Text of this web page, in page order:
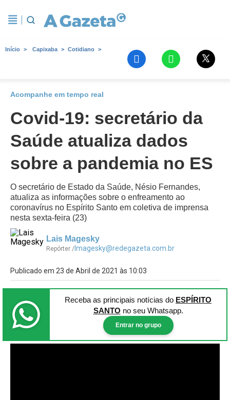
Início Capixaba Cotidiano
Acompanhe em tempo real
Covid-19: secretário da
Saúde atualiza dados
sobre a pandemia no ES
O secretário de Estado da Saúde, Nésio Fernandes,
atualiza as informações sobre o enfreamento ao
coronavírus no Espírito Santo em coletiva de imprensa
nesta sexta-feira (23)
Lais Magesky
Repórter / lmagesky@redegazeta.com.br
Publicado em 23 de Abril de 2021 às 10:03
Receba as principais notícias do ESPÍRITO
SANTO no seu Whatsapp.
Entrar no grupo